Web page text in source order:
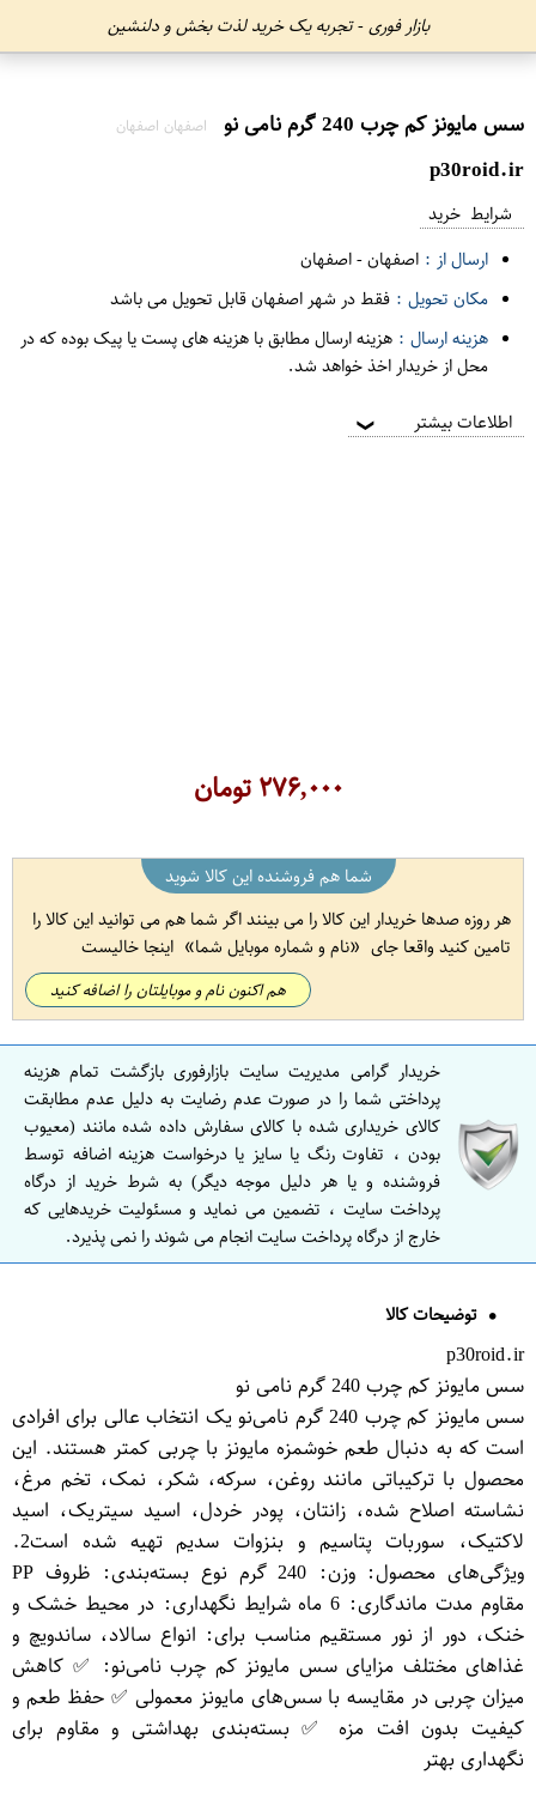
بازار فوری - تجربه یک خرید لذت بخش و دلنشین
سس مایونز کم چرب 240 گرم نامی نو اصفهان اصفهان
p30roid.ir
شرایط خرید
ارسال از : اصفهان-اصفهان
مکان تحویل : فقط در شهر اصفهان قابل تحویل می باشد
هزینه ارسال : هزینه ارسال مطابق با هزینه های پست یا پیک بوده که در
محل از خریدار اخذ خواهد شد.
اطلاعات بیشتر ❯
۲۷۶,۰۰۰تومان
شما هم فروشنده این کالا شوید
هر روزه صدها خریدار این کالا را می بینند اگر شما هم می توانید این کالا را
تامین کنید واقعا جای
نام و شماره موبایل شما اینجا خالیست
هم اکنون نام و موبایلتان را اضافه کنید
خریدار گرامی مدیریت سایت بازارفوری بازگشت تمام هزینه
پرداختی شما را در صورت عدم رضایت به دلیل عدم مطابقت
کالای خریداری شده با کالای سفارش داده شده مانند (معیوب
بودن ، تفاوت رنگ یا سایز یا درخواست هزینه اضافه توسط
فروشنده و یا هر دلیل موجه دیگر) به شرط خرید از درگاه
پرداخت سایت ، تضمین می نماید و مسئولیت خریدهایی که
خارج از درگاه پرداخت سایت انجام می شوند را نمی پذیرد.
توضیحات کالا
p30roid.ir
سس مایونز کم چرب 240 گرم نامی نو
سس مایونز کم چرب 240 گرم نامی‌نو یک انتخاب عالی برای افرادی
است که به دنبال طعم خوشمزه مایونز با چربی کمتر هستند. این
محصول با ترکیباتی مانند روغن، سرکه، شکر، نمک، تخم مرغ،
نشاسته اصلاح شده، زانتان، پودر خردل، اسید سیتریک، اسید
لاکتیک، سوربات پتاسیم و بنزوات سدیم تهیه شده است2.
ویژگی‌های محصول: وزن: 240 گرم نوع بسته‌بندی: ظروف PP
مقاوم مدت ماندگاری: 6 ماه شرایط نگهداری: در محیط خشک و
خنک، دور از نور مستقیم مناسب برای: انواع سالاد، ساندویچ و
غذاهای مختلف مزایای سس مایونز کم چرب نامی‌نو: ✅ کاهش
میزان چربی در مقایسه با سس‌های مایونز معمولی ✅ حفظ طعم و
کیفیت بدون افت مزه ✅ بسته‌بندی بهداشتی و مقاوم برای
نگهداری بهتر